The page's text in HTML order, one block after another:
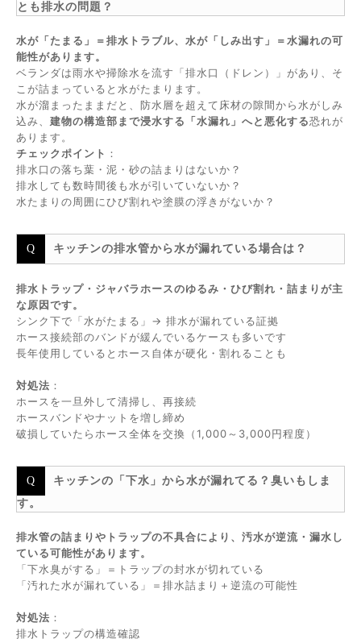
とも排水の問題？
水が「たまる」＝排水トラブル、水が「しみ出す」＝水漏れの可
能性があります。
ベランダは雨水や掃除水を流す「排水口（ドレン）」があり、そ
こが詰まっていると水がたまります。
水が溜まったままだと、防水層を超えて床材の隙間から水がしみ
込み、 建物の構造部まで浸水する「水漏れ」へと悪化する恐れが
あります。
チェックポイント ：
排水口の落ち葉・泥・砂の詰まりはないか？
排水しても数時間後も水が引いていないか？
水たまりの周囲にひび割れや塗膜の浮きがないか？
キッチンの排水管から水が漏れている場合は？
排水トラップ・ジャバラホースのゆるみ・ひび割れ・詰まりが主
な原因です。
シンク下で「水がたまる」→ 排水が漏れている証拠
ホース接続部のバンドが緩んでいるケースも多いです
長年使用しているとホース自体が硬化・割れることも
対処法 ：
ホースを一旦外して清掃し、再接続
ホースバンドやナットを増し締め
破損していたらホース全体を交換（1,000～3,000円程度）
キッチンの「下水」から水が漏れてる？臭いもしま
す。
排水管の詰まりやトラップの不具合により、汚水が逆流・漏水し
ている可能性があります。
「下水臭がする」＝トラップの封水が切れている
「汚れた水が漏れている」＝排水詰まり＋逆流の可能性
対処法 ：
排水トラップの構造確認